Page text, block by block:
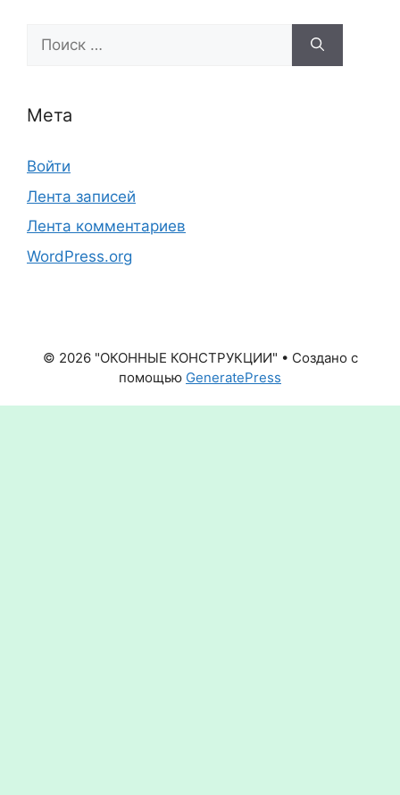
Поиск:
Мета
Войти
Лента записей
Лента комментариев
WordPress.org
© 2026 "ОКОННЫЕ КОНСТРУКЦИИ" • Создано с
помощью GeneratePress